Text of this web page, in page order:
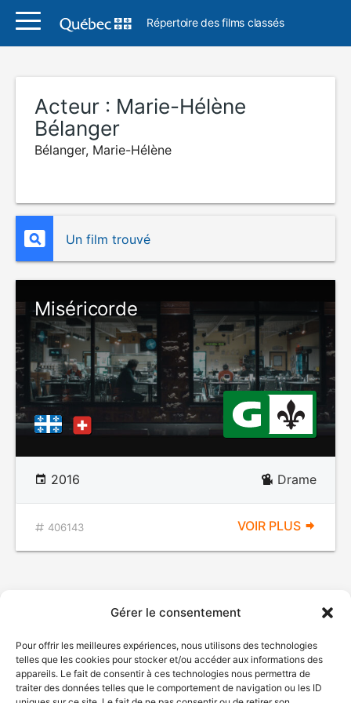
Gérer le consentement
Pour offrir les meilleures expériences, nous utilisons des technologies
telles que les cookies pour stocker et/ou accéder aux informations des
appareils. Le fait de consentir à ces technologies nous permettra de
traiter des données telles que le comportement de navigation ou les ID
Répertoire des films classés
Acteur : Marie-Hélène
Bélanger
Bélanger, Marie-Hélène
Un film trouvé
Miséricorde
2016 Drame
406143 VOIR PLUS